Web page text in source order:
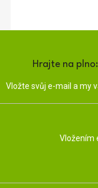
Hrajte na
Vložte svůj e-mail a my
Vložením